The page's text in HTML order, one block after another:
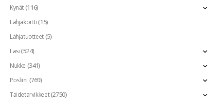
Kynät(116)
Lahjakortti(15)
Lahjatuotteet(5)
Lasi(524)
Nukke (341)
Posliini (769)
Taidetarvikkeet(2750)